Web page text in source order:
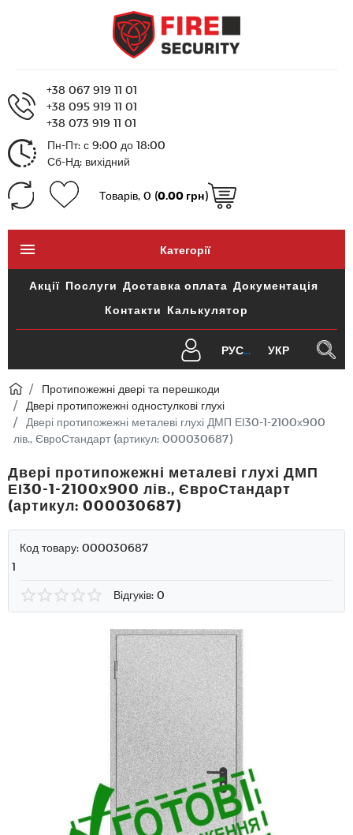
+38 067 919 11 01
+38 095 919 11 01
+38 073 919 11 01
Пн-Пт: с 9:00 до 18:00
Сб-Нд: вихідний
Товарів, 0 (0.00 грн)
Категорії
Акції Послуги Доставка оплата Документація
Контакти Калькулятор
РУС УКР
Протипожежні двері та перешкоди
Двері протипожежні одностулкові глухі
Двері протипожежні металеві глухі ДМП ЕІ30-1-2100х900
лів., ЄвроСтандарт (артикул: 000030687)
Двері протипожежні металеві глухі ДМП
ЕІ30-1-2100х900 лів., ЄвроСтандарт
(артикул: 000030687)
Код товару: 000030687
1
Відгуків: 0